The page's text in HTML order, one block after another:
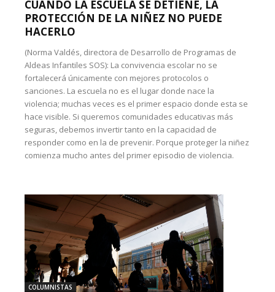
CUANDO LA ESCUELA SE DETIENE, LA
PROTECCIÓN DE LA NIÑEZ NO PUEDE
HACERLO
(Norma Valdés, directora de Desarrollo de Programas de
Aldeas Infantiles SOS): La convivencia escolar no se
fortalecerá únicamente con mejores protocolos o
sanciones. La escuela no es el lugar donde nace la
violencia; muchas veces es el primer espacio donde esta se
hace visible. Si queremos comunidades educativas más
seguras, debemos invertir tanto en la capacidad de
responder como en la de prevenir. Porque proteger la niñez
comienza mucho antes del primer episodio de violencia.
COLUMNISTAS